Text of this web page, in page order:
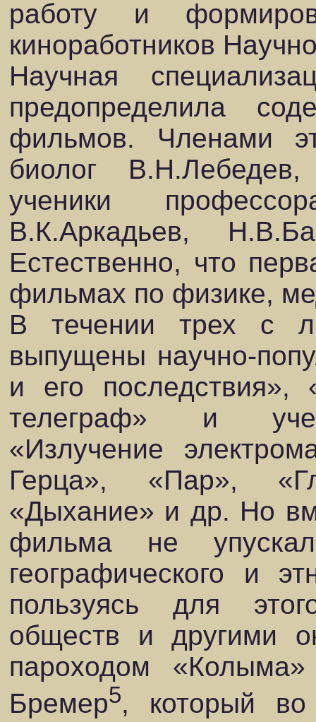
работу и
киноработников
Научная
предопределила
фильмов. Членами
биолог
ученики
В.К.Аркадьев,
Естественно, что
фильмах по физике,
В течении трех с
выпущены научно-
и его последствия»,
телеграф» и
«Излучение
Герца», «Пар»,
«Дыхание» и др. Но
фильма не
географического и
пользуясь для
обществ и другими
пароходом
Бремер5, который